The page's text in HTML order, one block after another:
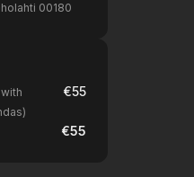
00180
with
€55
€55